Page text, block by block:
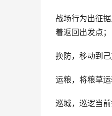
战场行为出征
着返回出发点；
换防，移动到己
运粮，将粮草运
巡城，巡逻当